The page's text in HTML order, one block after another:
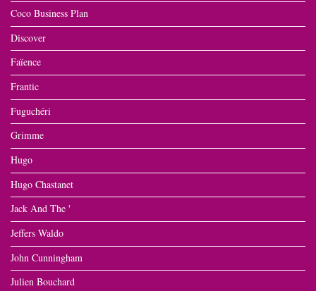
Coco Business Plan
Discover
Faïence
Frantic
Fuguchéri
Grimme
Hugo
Hugo Chastanet
Jack And The '
Jeffers Waldo
John Cunningham
Julien Bouchard